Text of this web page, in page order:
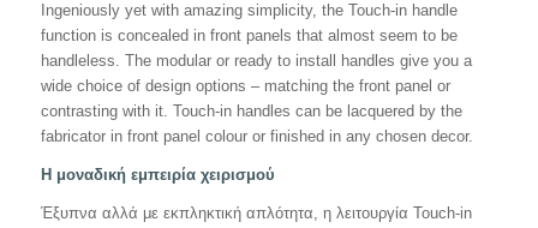
Ingeniously yet with amazing simplicity, the Touch-in handle
function is concealed in front panels that almost seem to be
handleless. The modular or ready to install handles give you a
wide choice of design options – matching the front panel or
contrasting with it. Touch-in handles can be lacquered by the
fabricator in front panel colour or finished in any chosen decor.
Η μοναδική εμπειρία χειρισμού
Έξυπνα αλλά με εκπληκτική απλότητα, η λειτουργία Touch-in